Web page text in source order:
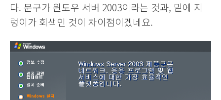
다. 문구가 윈도우 서버 2003이라는 것과, 밑에 지
렁이가 회색인 것이 차이점이겠네요.